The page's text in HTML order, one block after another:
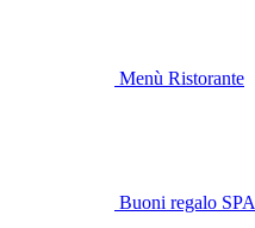
Menù Ristorante
Buoni regalo SPA